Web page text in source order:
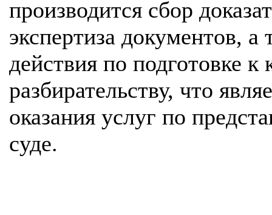
производится сбор
экспертиза документов,
действия по подготовке
разбирательству, что
оказания услуг по
суде.